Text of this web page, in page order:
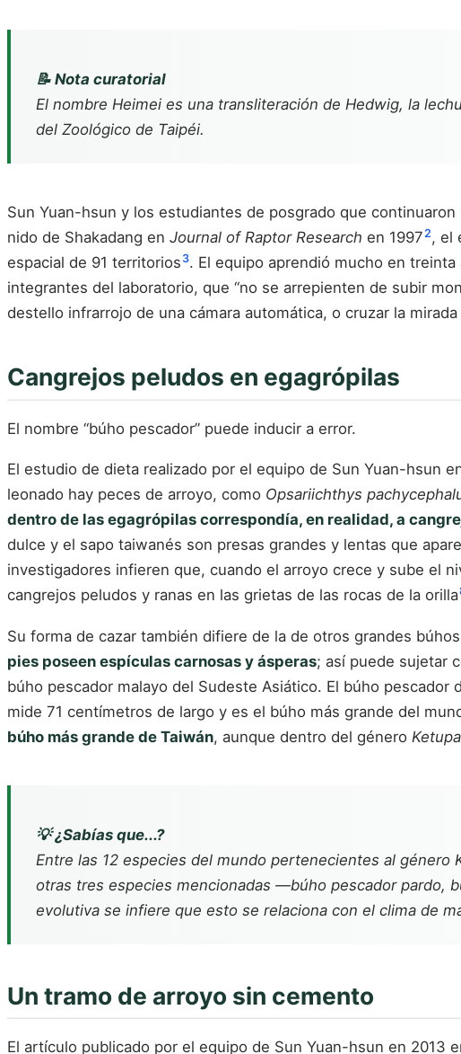
📝 Nota curatorial
El nombre Heimei es una transliteración de Hedwig, la
del Zoológico de Taipéi.
Sun Yuan-hsun y los estudiantes de posgrado que
nido de Shakadang en Journal of Raptor Research en 19972, el
espacial de 91 territorios 3. El equipo aprendió mucho en
integrantes del laboratorio, que “no se arrepienten de subir
destello infrarrojo de una cámara automática, o cruzar la
Cangrejos peludos en egagrópilas
El nombre “búho pescador” puede inducir a error.
El estudio de dieta realizado por el equipo de Sun Yuan-hsun
leonado hay peces de arroyo, como Opsariichthys
dentro de las egagrópilas correspondía, en realidad, a
dulce y el sapo taiwanés son presas grandes y lentas que
investigadores infieren que, cuando el arroyo crece y sube el
cangrejos peludos y ranas en las grietas de las rocas de la orilla
Su forma de cazar también difiere de la de otros grandes
pies poseen espículas carnosas y ásperas; así puede sujetar
búho pescador malayo del Sudeste Asiático. El búho pescador
mide 71 centímetros de largo y es el búho más grande del
búho más grande de Taiwán, aunque dentro del género Ketupa
💡 ¿Sabías que...?
Entre las 12 especies del mundo pertenecientes al género
otras tres especies mencionadas —búho pescador pardo,
evolutiva se infiere que esto se relaciona con el clima de
Un tramo de arroyo sin cemento
El artículo publicado por el equipo de Sun Yuan-hsun en 2013